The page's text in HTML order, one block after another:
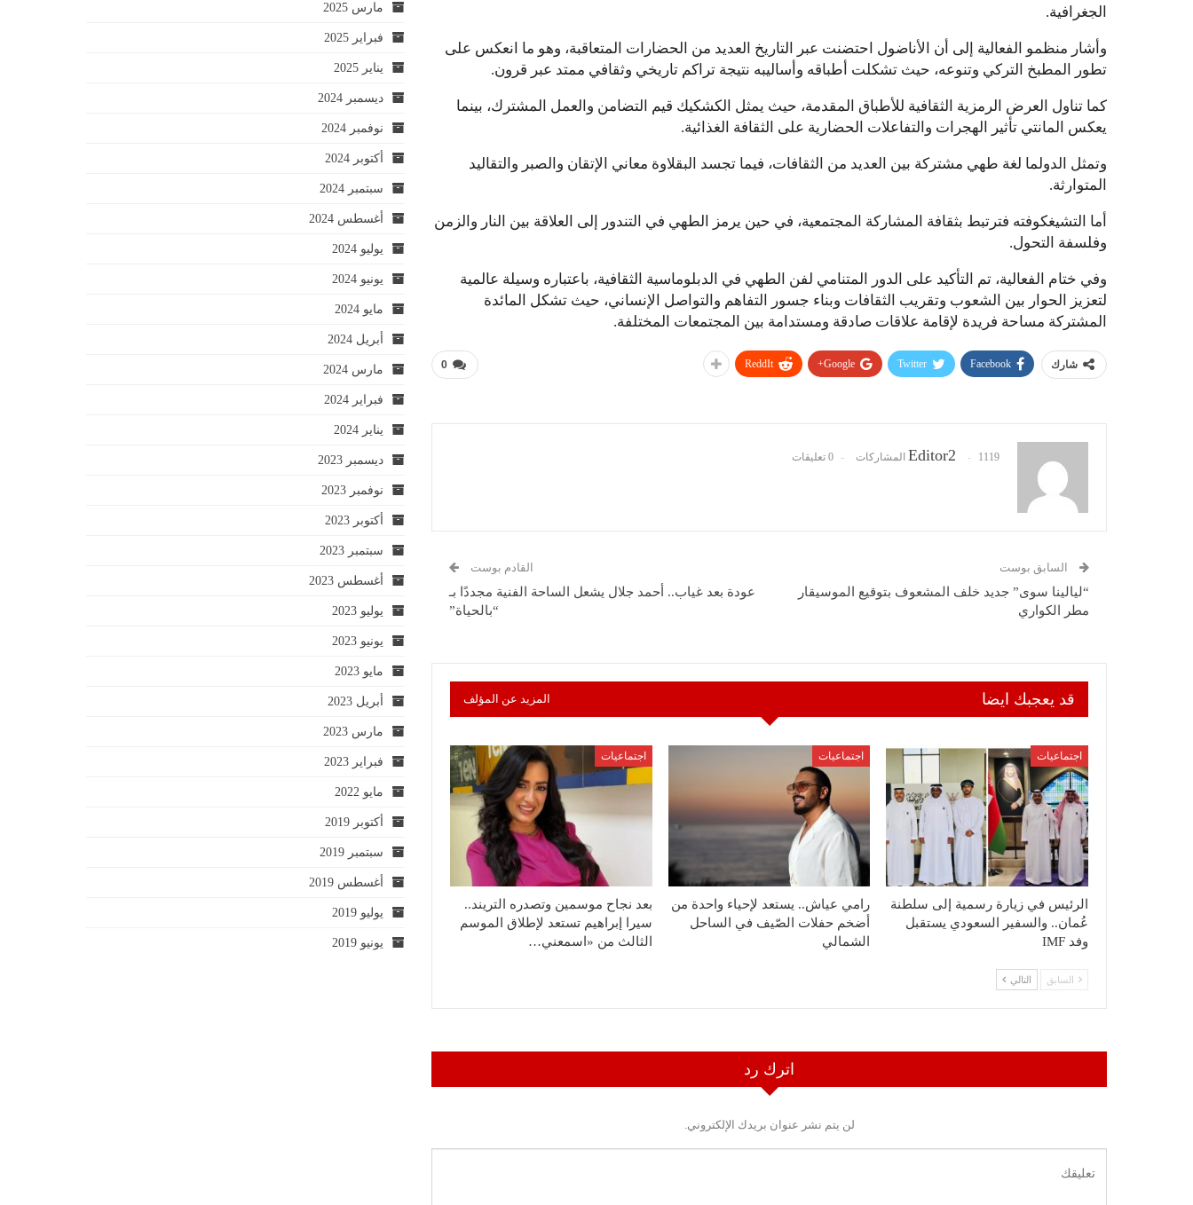
الجغرافية.
وأشار منظمو الفعالية إلى أن الأناضول احتضنت عبر التاريخ العديد من الحضارات المتعاقبة، وهو ما انعكس على
تطور المطبخ التركي وتنوعه، حيث تشكلت أطباقه وأساليبه نتيجة تراكم تاريخي وثقافي ممتد عبر قرون.
كما تناول العرض الرمزية الثقافية للأطباق المقدمة، حيث يمثل الكشكيك قيم التضامن والعمل المشترك، بينما
يعكس المانتي تأثير الهجرات والتفاعلات الحضارية على الثقافة الغذائية.
وتمثل الدولما لغة طهي مشتركة بين العديد من الثقافات، فيما تجسد البقلاوة معاني الإتقان والصبر والتقاليد
المتوارثة.
أما التشيغكوفته فترتبط بثقافة المشاركة المجتمعية، في حين يرمز الطهي في التندور إلى العلاقة بين النار والزمن
وفلسفة التحول.
وفي ختام الفعالية، تم التأكيد على الدور المتنامي لفن الطهي في الدبلوماسية الثقافية، باعتباره وسيلة عالمية
لتعزيز الحوار بين الشعوب وتقريب الثقافات وبناء جسور التفاهم والتواصل الإنساني، حيث تشكل المائدة
المشتركة مساحة فريدة لإقامة علاقات صادقة ومستدامة بين المجتمعات المختلفة.
0 شارك Facebook
Twitter
Google+
ReddIt
Editor2 1119 المشاركات 0 تعليقات
السابق بوست
“ليالينا سوى” جديد خلف المشعوف بتوقيع الموسيقار
مطر الكواري
القادم بوست
عودة بعد غياب.. أحمد جلال يشعل الساحة الفنية مجددًا بـ
“بالحياة”
قد يعجبك ايضا المزيد عن المؤلف
اجتماعيات
الرئيس في زيارة رسمية إلى سلطنة
عُمان.. والسفير السعودي يستقبل
وفد IMF
اجتماعيات
رامي عياش.. يستعد لإحياء واحدة من
أضخم حفلات الصّيف في الساحل
الشمالي
اجتماعيات
بعد نجاح موسمين وتصدره التريند..
سيرا إبراهيم تستعد لإطلاق الموسم
الثالث من «اسمعني…
السابق التالي
اترك رد
لن يتم نشر عنوان بريدك الإلكتروني.
مارس 2025
فبراير 2025
يناير 2025
ديسمبر 2024
نوفمبر 2024
أكتوبر 2024
سبتمبر 2024
أغسطس 2024
يوليو 2024
يونيو 2024
مايو 2024
أبريل 2024
مارس 2024
فبراير 2024
يناير 2024
ديسمبر 2023
نوفمبر 2023
أكتوبر 2023
سبتمبر 2023
أغسطس 2023
يوليو 2023
يونيو 2023
مايو 2023
أبريل 2023
مارس 2023
فبراير 2023
مايو 2022
أكتوبر 2019
سبتمبر 2019
أغسطس 2019
يوليو 2019
يونيو 2019